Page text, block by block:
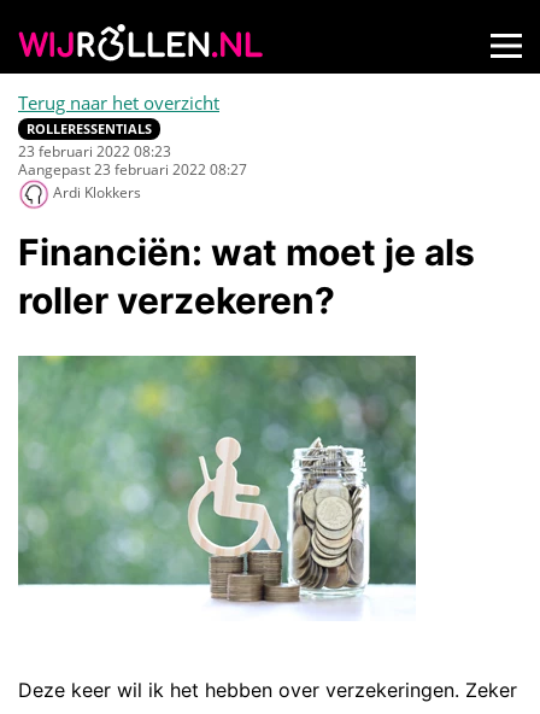
Terug naar het overzicht
ROLLERESSENTIALS
23 februari 2022 08:23
Aangepast 23 februari 2022 08:27
Ardi Klokkers
Financiën: wat moet je als
roller verzekeren?
Deze keer wil ik het hebben over verzekeringen. Zeker